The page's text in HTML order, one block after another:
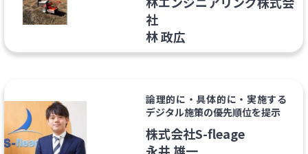
社
林 政広
論理的に・具体的に・実施する
デジタル施策の優先順位を提示
株式会社S-fleage